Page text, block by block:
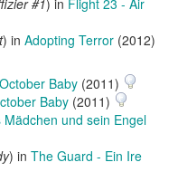
#1) in Flight 23 - Air
) in Adopting Terror (2012)
October Baby (2011)
Baby (2011)
Mädchen und sein Engel
) in The Guard - Ein Ire